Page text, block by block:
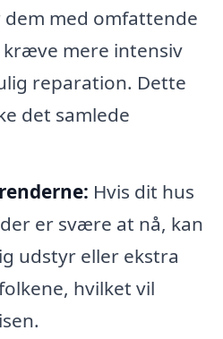
med omfattende
mere intensiv
reparation. Dette
det samlede
Hvis dit hus
er svære at nå, kan
udstyr eller ekstra
hvilket vil